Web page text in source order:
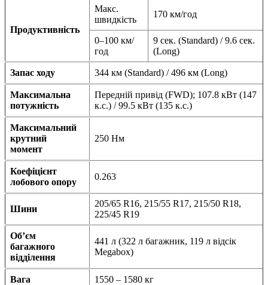
Продуктивність
Макс.
швидкість
170 км/год
0–100 км/
год
9 сек. (Standard) / 9.6 сек.
(Long)
Запас ходу 344 км (Standard) / 496 км (Long)
Максимальна
потужність
Передній привід (FWD); 107.8 кВт (147
к.с.) / 99.5 кВт (135 к.с.)
Максимальний
крутний
момент
250 Нм
Коефіцієнт
лобового опору
0.263
Шини
205/65 R16, 215/55 R17, 215/50 R18,
225/45 R19
Об’єм
багажного
відділення
441 л (322 л багажник, 119 л відсік
Megabox)
Вага 1550 – 1580 кг